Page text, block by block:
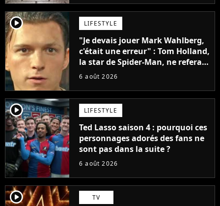
player2 LIFESTYLE
"Je devais jouer Mark Wahlberg,
c'était une erreur" : Tom Holland,
la star de Spider-Man, ne referait
pas ce blockbuster
6 août 2026
player2 LIFESTYLE
Ted Lasso saison 4 : pourquoi ces
personnages adorés des fans ne
sont pas dans la suite ?
6 août 2026
player2 TV